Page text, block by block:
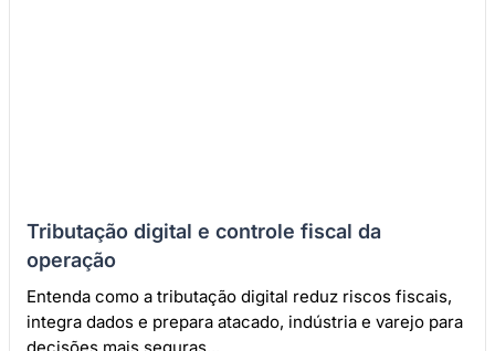
Tributação digital e controle fiscal da
operação
Entenda como a tributação digital reduz riscos fiscais,
integra dados e prepara atacado, indústria e varejo para